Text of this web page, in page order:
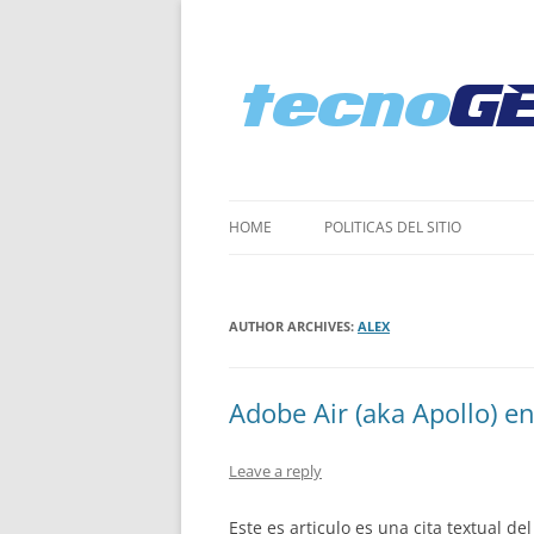
HOME POLI­TICAS DEL SITIO
AUTHOR ARCHIVES: ALEX
Adobe Air (aka Apollo)
Leave a reply
Este es articulo es una cita textual